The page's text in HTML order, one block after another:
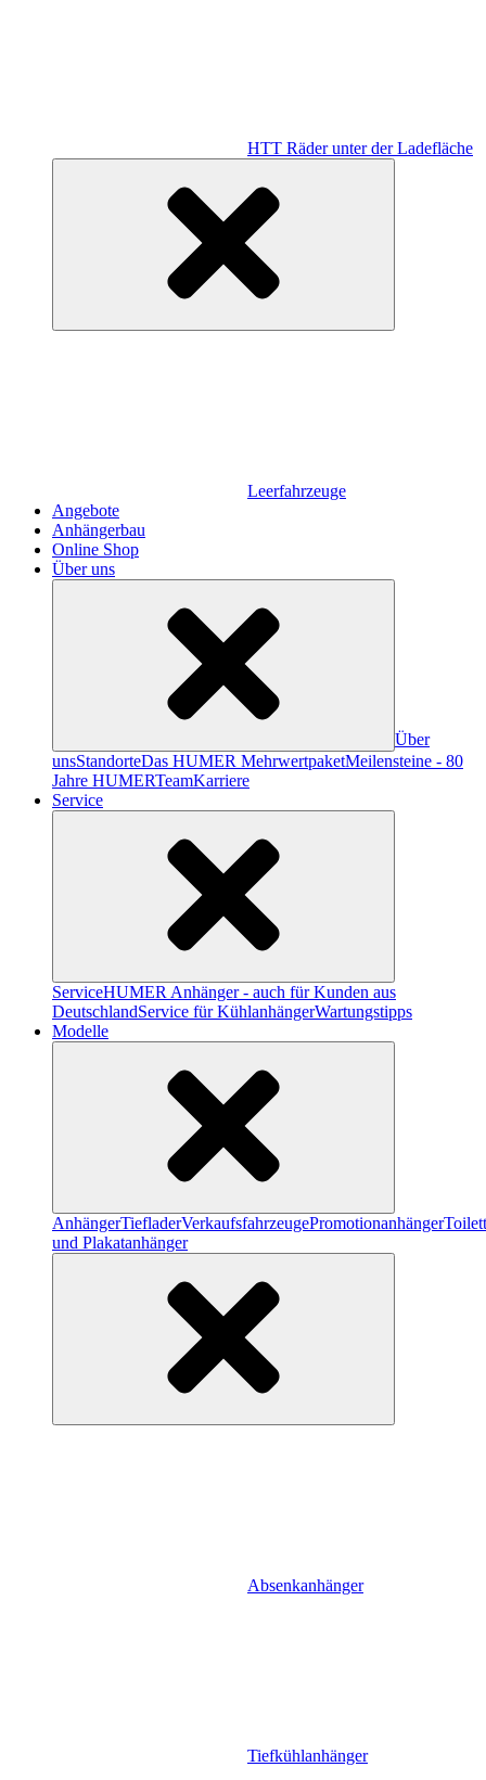
HTT Räder unter der Ladefläche
Leerfahrzeuge
Angebote
Anhängerbau
Online Shop
Über uns
Über
unsStandorteDas HUMER MehrwertpaketMeilensteine - 80
Jahre HUMERTeamKarriere
Service
ServiceHUMER Anhänger - auch für Kunden aus
DeutschlandService für KühlanhängerWartungstipps
Modelle
AnhängerTiefladerVerkaufsfahrzeugePromotionanhänger
und Plakatanhänger
Absenkanhänger
Tiefkühlanhänger